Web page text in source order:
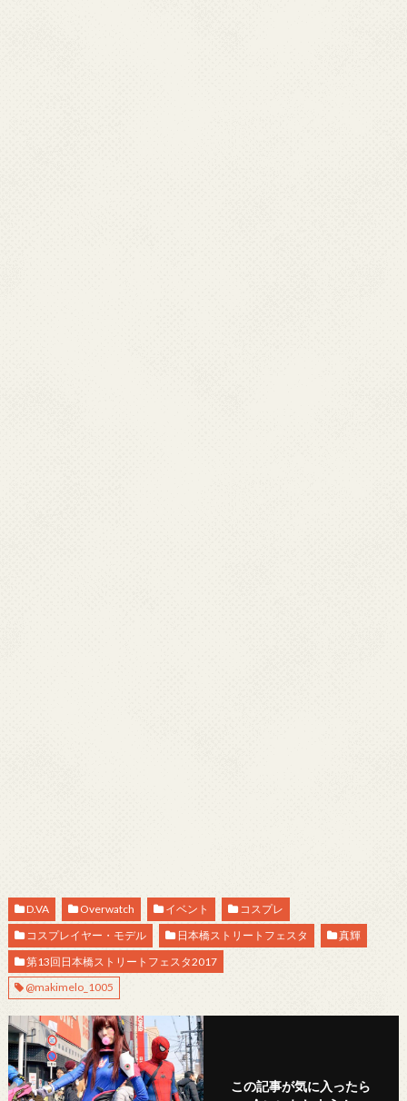
D.VA Overwatch イベント
コスプレ
コスプレイヤー・モデル
日本橋ストリートフェスタ
真輝
第13回日本橋ストリートフェスタ2017
@makimelo_1005
この記事が気に入ったら